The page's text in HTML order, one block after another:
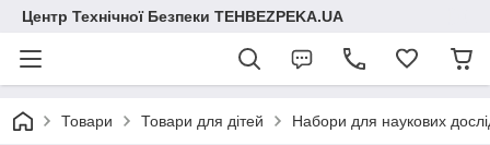
Центр Технічної Безпеки TEHBEZPEKA.UA
Товари Товари для дітей Набори для наукових